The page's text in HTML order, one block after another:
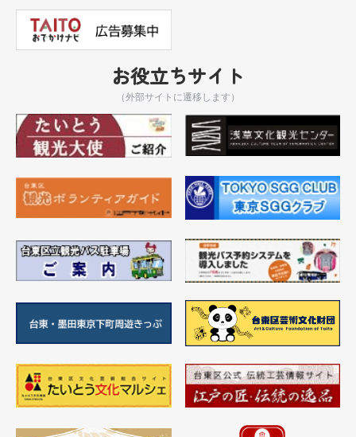
お役立ちサイト
（外部サイトに遷移します）